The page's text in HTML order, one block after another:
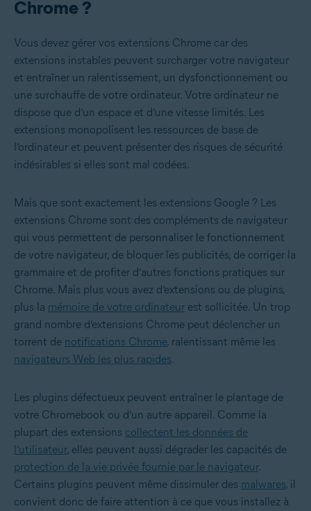
Chrome ?
Vous devez gérer vos extensions Chrome car des
extensions instables peuvent surcharger votre navigateur
et entraîner un ralentissement, un dysfonctionnement ou
une surchauffe de votre ordinateur. Votre ordinateur ne
dispose que d’un espace et d’une vitesse limités. Les
extensions monopolisent les ressources de base de
l’ordinateur et peuvent présenter des risques de sécurité
indésirables si elles sont mal codées.
Mais que sont exactement les extensions Google ? Les
extensions Chrome sont des compléments de navigateur
qui vous permettent de personnaliser le fonctionnement
de votre navigateur, de bloquer les publicités, de corriger la
grammaire et de profiter d’autres fonctions pratiques sur
Chrome. Mais plus vous avez d’extensions ou de plugins,
plus la mémoire de votre ordinateur est sollicitée. Un trop
grand nombre d’extensions Chrome peut déclencher un
torrent de notifications Chrome, ralentissant même les
navigateurs Web les plus rapides.
Les plugins défectueux peuvent entraîner le plantage de
votre Chromebook ou d’un autre appareil. Comme la
plupart des extensions collectent les données de
l’utilisateur, elles peuvent aussi dégrader les capacités de
protection de la vie privée fournie par le navigateur.
Certains plugins peuvent même dissimuler des malwares, il
convient donc de faire attention à ce que vous installez à